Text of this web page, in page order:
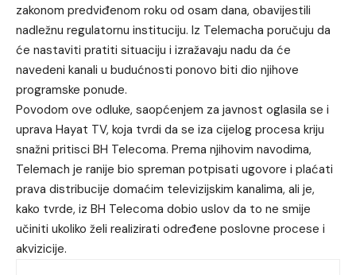
zakonom predviđenom roku od osam dana, obavijestili
nadležnu regulatornu instituciju. Iz Telemacha poručuju da
će nastaviti pratiti situaciju i izražavaju nadu da će
navedeni kanali u budućnosti ponovo biti dio njihove
programske ponude.
Povodom ove odluke, saopćenjem za javnost oglasila se i
uprava Hayat TV, koja tvrdi da se iza cijelog procesa kriju
snažni pritisci BH Telecoma. Prema njihovim navodima,
Telemach je ranije bio spreman potpisati ugovore i plaćati
prava distribucije domaćim televizijskim kanalima, ali je,
kako tvrde, iz BH Telecoma dobio uslov da to ne smije
učiniti ukoliko želi realizirati određene poslovne procese i
akvizicije.